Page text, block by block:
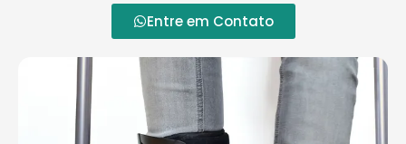
Entre em Contato